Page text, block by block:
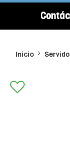
Inicio